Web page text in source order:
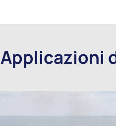
Applicazioni